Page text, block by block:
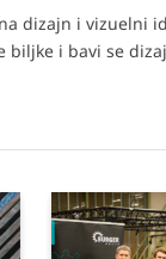
dizajn i vizuelni
biljke i bavi se